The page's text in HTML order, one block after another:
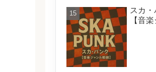
スカ・
【音